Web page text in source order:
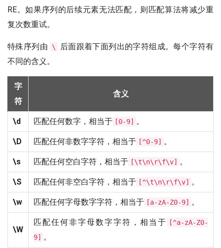
RE。如果序列的后续元素无法匹配，则匹配算法将减少重
复次数重试。
特殊序列由 \
后面跟着下面列出的字符组成。每个字符有
不同的含义。
字
符
含义
\d 匹配任何数字，相当于 [0-9] 。
\D 匹配任何非数字字符，相当于 [^0-9] 。
\s 匹配任何空白字符，相当于 [\t\n\r\f\v] 。
\S 匹配任何非空白字符，相当于 [^\t\n\r\f\v] 。
\w 匹配任何字母数字字符，相当于 [a-zA-Z0-9] 。
\W
匹配任何非字母数字字符，相当于
[^a-zA-Z0-
9] 。